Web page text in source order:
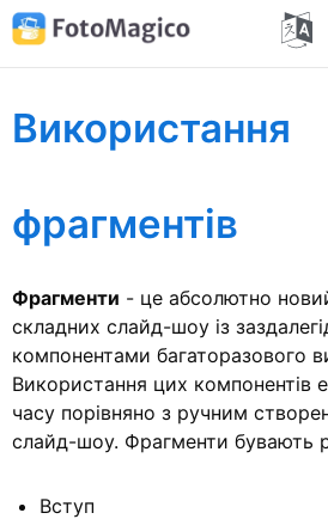
Використання
фрагментів
Фрагменти - це абсолютно
складних слайд-шоу із
компонентами багаторазового
Використання цих компонентів
часу порівняно з ручним
слайд-шоу. Фрагменти бувають
Вступ